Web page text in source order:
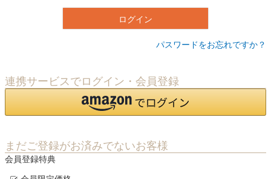
ログイン
パスワードをお忘れですか？
連携サービスでログイン・会員登録
まだご登録がお済みでないお客様
会員登録特典